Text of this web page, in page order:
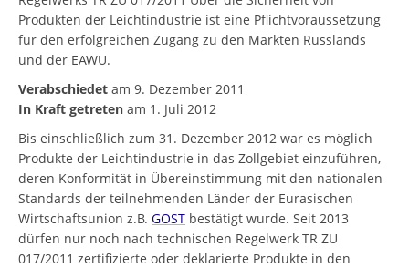
Produkten der Leichtindustrie ist eine Pflichtvoraussetzung
für den erfolgreichen Zugang zu den Märkten Russlands
und der EAWU.
Verabschiedet am 9. Dezember 2011
In Kraft getreten am 1. Juli 2012
Bis einschließlich zum 31. Dezember 2012 war es möglich
Produkte der Leichtindustrie in das Zollgebiet einzuführen,
deren Konformität in Übereinstimmung mit den nationalen
Standards der teilnehmenden Länder der Eurasischen
Wirtschaftsunion z.B. GOST bestätigt wurde. Seit 2013
dürfen nur noch nach technischen Regelwerk TR ZU
017/2011 zertifizierte oder deklarierte Produkte in den